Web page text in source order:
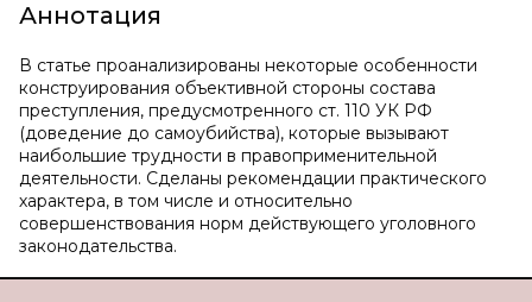
Аннотация
В статье проанализированы некоторые особенности
конструирования объективной стороны состава
преступления, предусмотренного ст. 110 УК РФ
(доведение до самоубийства), которые вызывают
наибольшие трудности в правоприменительной
деятельности. Сделаны рекомендации практического
характера, в том числе и относительно
совершенствования норм действующего уголовного
законодательства.